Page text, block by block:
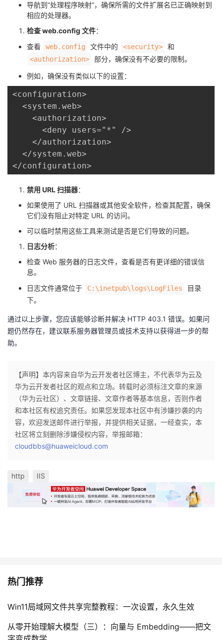
导航到“处理程序映射”，确保所需的文件扩展名已正确映射到
相应的处理器。
检查 web.config 文件：
查看 ​
​web.config​ ​ 文件中的 ​ ​<security>​ ​ 和 ​
​<authorization>​
​ 部分，确保没有不必要的限制。
例如，确保没有类似以下的设置：
<configuration>
  <system.web>
    <authorization>
      <deny users="*" />
    </authorization>
  </system.web>
</configuration>
禁用 URL 扫描器：
如果使用了 URL 扫描器或其他安全软件，检查其配置，确保
它们没有阻止对特定 URL 的访问。
可以临时禁用这些工具来测试是否是它们导致的问题。
日志分析：
检查 Web 服务器的日志文件，查看是否有更详细的错误信
息。
日志文件通常位于 ​
​C:\inetpub\logs\LogFiles​
​ 目录
下。
通过以上步骤，您应该能够诊断并解决 HTTP 403.1 错误。如果问
题仍然存在，建议联系服务器管理员或技术支持以获得进一步的帮
助。
【声明】本内容来自华为云开发者社区博主，不代表华为云及
华为云开发者社区的观点和立场。转载时必须标注文章的来源
（华为云社区）、文章链接、文章作者等基本信息，否则作者
和本社区有权追究责任。如果您发现本社区中有涉嫌抄袭的内
容，欢迎发送邮件进行举报，并提供相关证据，一经查实，本
社区将立刻删除涉嫌侵权内容，举报邮箱：
cloudbbs@huaweicloud.com
http IIS
热门推荐
Win11局域网文件共享完整教程：一次设置，永久生效
从零开始理解大模型（三）：向量与 Embedding——把文